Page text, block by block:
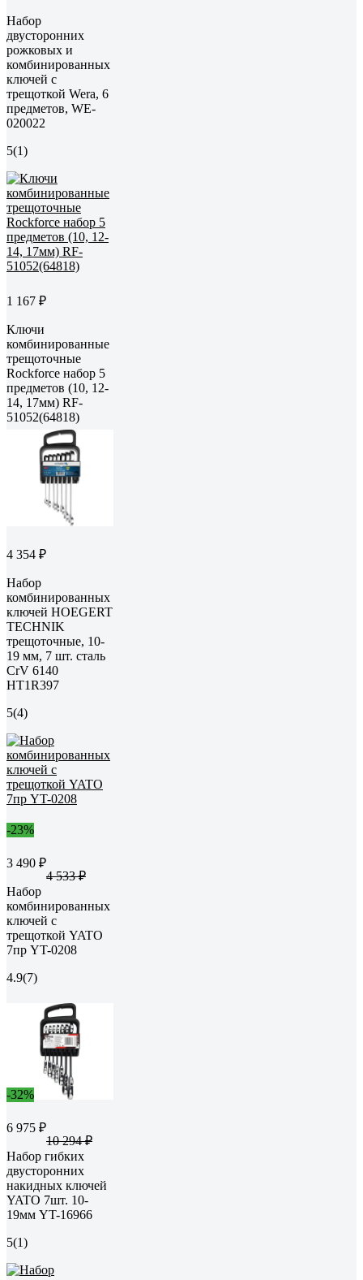
Набор
двусторонних
рожковых и
комбинированных
ключей с
трещоткой Wera, 6
предметов, WE-
020022
5(1)
1 167 ₽
Ключи
комбинированные
трещоточные
Rockforce набор 5
предметов (10, 12-
14, 17мм) RF-
51052(64818)
4 354 ₽
Набор
комбинированных
ключей HOEGERT
TECHNIK
трещоточные, 10-
19 мм, 7 шт. сталь
CrV 6140
HT1R397
5(4)
-23%
3 490 ₽
4 533 ₽
Набор
комбинированных
ключей с
трещоткой YATO
7пр YT-0208
4.9(7)
-32%
6 975 ₽
10 294 ₽
Набор гибких
двусторонних
накидных ключей
YATO 7шт. 10-
19мм YT-16966
5(1)